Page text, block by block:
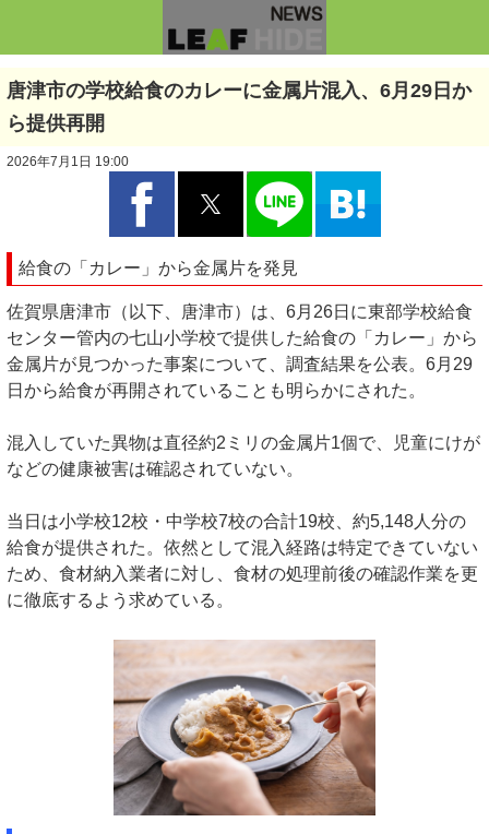
唐津市の学校給食のカレーに金属片混入、6月29日か
ら提供再開
2026年7月1日 19:00
給食の「カレー」から金属片を発見
佐賀県唐津市（以下、唐津市）は、6月26日に東部学校給食
センター管内の七山小学校で提供した給食の「カレー」から
金属片が見つかった事案について、調査結果を公表。6月29
日から給食が再開されていることも明らかにされた。
混入していた異物は直径約2ミリの金属片1個で、児童にけが
などの健康被害は確認されていない。
当日は小学校12校・中学校7校の合計19校、約5,148人分の
給食が提供された。依然として混入経路は特定できていない
ため、食材納入業者に対し、食材の処理前後の確認作業を更
に徹底するよう求めている。